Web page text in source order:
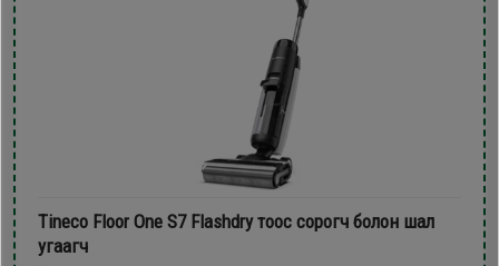
Tineco Floor One S7 Flashdry тоос сорогч болон шал
угаагч